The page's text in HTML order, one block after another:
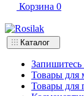
Корзина 0
Каталог
Запишитесь
Товары для
Товары для